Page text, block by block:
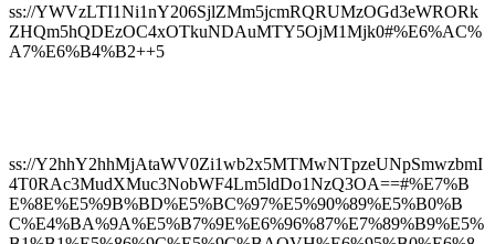
ss://YWVzLTI1Ni1nY206SjlZMm5jcmRQRUMzOGd3eWRORk
ZHQm5hQDEzOC4xOTkuNDAuMTY5OjM1Mjk0#%E6%AC%
A7%E6%B4%B2++5
ss://Y2hhY2hhMjAtaWV0Zi1wb2x5MTMwNTpzeUNpSmwzbmI
4T0RAc3MudXMuc3NobWF4Lm5ldDo1NzQ3OA==#%E7%B
E%8E%E5%9B%BD%E5%BC%97%E5%90%89%E5%B0%B
C%E4%BA%9A%E5%B7%9E%E6%96%87%E7%89%B9%E5%